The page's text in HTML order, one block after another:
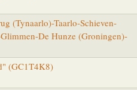
(Tynaarlo)-Taarlo-Schieven-
De Hunze (Groningen)-
(GC1T4K8)